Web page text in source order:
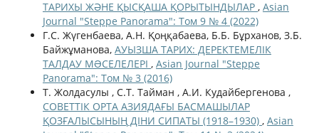
ТАРИХЫ ЖӘНЕ ҚЫСҚАША ҚОРЫТЫНДЫЛАР , Asian
Journal "Steppe Panorama": Том 9 № 4 (2022)
Г.С. Жүгенбаева, А.Н. Қоңқабаева, Б.Б. Бұрханов, З.Б.
Байжұманова, АУЫЗША ТАРИХ: ДЕРЕКТЕМЕЛІК
ТАЛДАУ МƏСЕЛЕЛЕРІ , Asian Journal "Steppe
Panorama": Том № 3 (2016)
Т. Жолдасулы , С.Т. Тайман , А.И. Кудайбергенова ,
СОВЕТТІК ОРТА АЗИЯДАҒЫ БАСМАШЫЛАР
ҚОЗҒАЛЫСЫНЫҢ ДІНИ СИПАТЫ (1918–1930) , Asian